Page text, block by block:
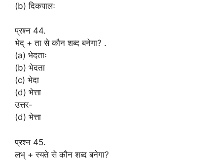
(b) दिकपालः
प्रश्न 44.
भेद् + ता से कौन शब्द बनेगा? .
(a) भेदताः
(b) भेदता
(c) भेदा
(d) भेत्ता
उत्तर-
(d) भेत्ता
प्रश्न 45.
लभ् + स्यते से कौन शब्द बनेगा?